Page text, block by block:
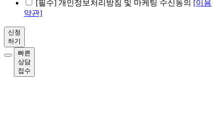
[필수] 개인정보처리방침 및 마케팅 수신동의 [이용
약관]
신청
하기
빠른
상담
접수